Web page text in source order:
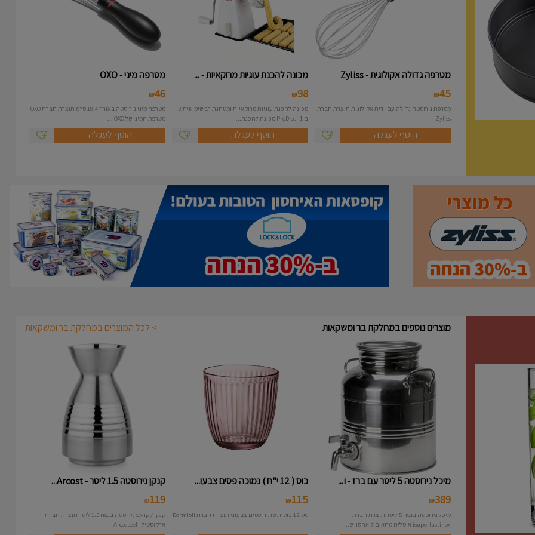
מטרפה גדולה אקולוגית - Zyliss
45
₪
מטרפת נירוסטה גדולה עם ידית אקולוגית תוצרת חברת
Zyliss
הוסף לעגלה
מכונה להכנת עוגיות מרוקאיות - ...
98
₪
מכונה להכנת עוגיות מרוקאיות ומטחנת רב שימושית 2
ב-1 ProDicer מכונה להכנת...
הוסף לעגלה
מטרפה מיני - OXO
46
₪
מטרפה מיני נירוסטה באורך 18.4 ס"מ תוצרת חברת OXO
מטרפת המיני של OXO ...
הוסף לעגלה
מוצרים נוספים במחלקת בר ומשקאות > לכל המוצרים במחלקת בר ומשקאות
מיכל נירוסטה 5 ליטר עם ברז - i...
389
₪
מיכל נירוסטה בנפח 5 ליטר תוצרת חברת
isuperfustinox איטליה מתאים ליאחסון ש...
כוס ( 12 י"ח ) נמוכה פסים צבעו...
115
₪
סט 12 כוסות שתיה פסים צבעוני תוצרת חברת Bormioli
קנקן נירוסטה 1.5 ליטר - Arcost...
119
₪
קנקן / קראפ נירוסטה בנפח 1.5 ליטר תוצרת חברת
ארקוסטיל - Arcosteel